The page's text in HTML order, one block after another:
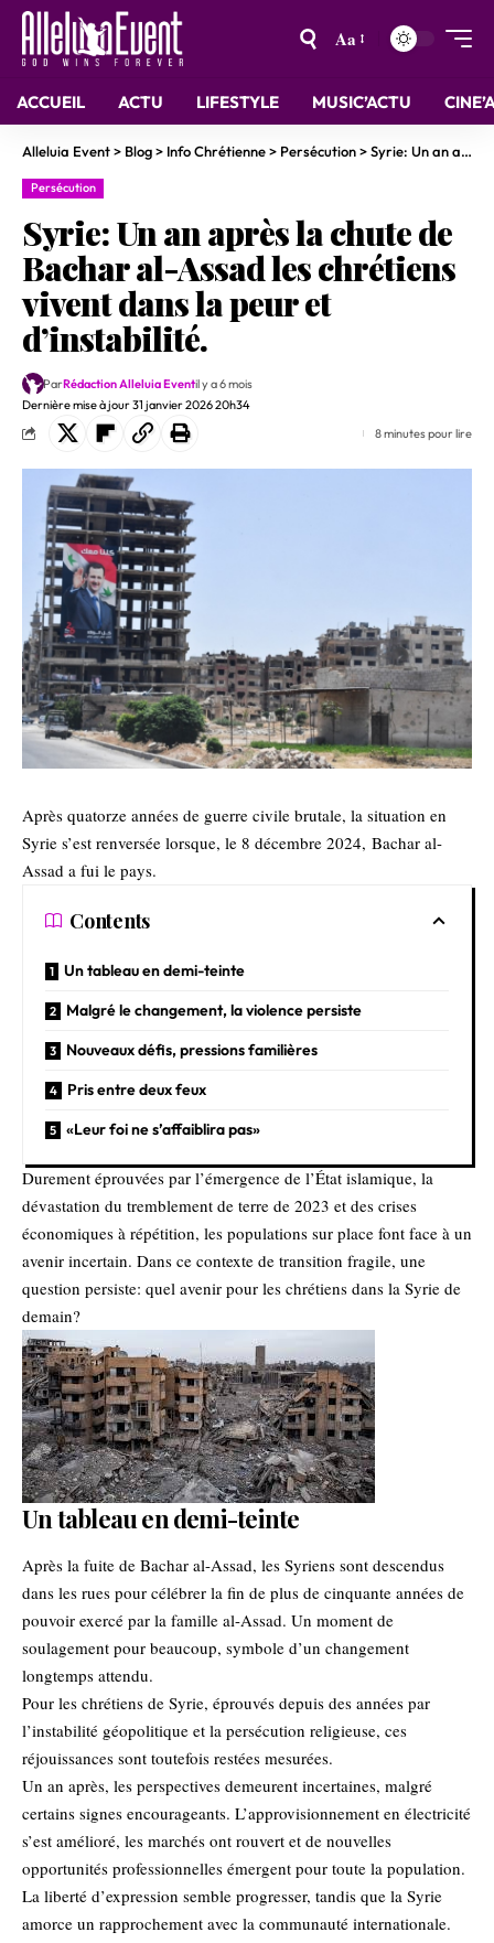
Aa
ACCUEIL ACTU LIFESTYLE MUSIC’ACTU
Alleluia Event> Blog> Info Chrétienne> Persécution>Syrie: Un an après la chute de Bachar al-Assad les chrétiens vivent dans la peur et d’instabilité.
Persécution
Syrie: Un an après la chute de
Bachar al-Assad les chrétiens
vivent dans la peur et
d’instabilité.
Dernière mise à jour 31 janvier 2026 20h34
ParRédaction Alleluia Eventil y a 6 mois
8 minutes pour lire
Après quatorze années de guerre civile brutale, la situation en
Syrie s’est renversée lorsque, le 8 décembre 2024, Bachar al-
Assad a fui le pays.
Contents
Un tableau en demi-teinte
Malgré le changement, la violence persiste
Nouveaux défis, pressions familières
Pris entre deux feux
«Leur foi ne s’affaiblira pas»
Durement éprouvées par l’émergence de l’État islamique, la
dévastation du tremblement de terre de 2023 et des crises
économiques à répétition, les populations sur place font face à un
avenir incertain. Dans ce contexte de transition fragile, une
question persiste: quel avenir pour les chrétiens dans la Syrie de
demain?
Un tableau en demi-teinte
Après la fuite de Bachar al-Assad, les Syriens sont descendus
dans les rues pour célébrer la fin de plus de cinquante années de
pouvoir exercé par la famille al-Assad. Un moment de
soulagement pour beaucoup, symbole d’un changement
longtemps attendu.
Pour les chrétiens de Syrie, éprouvés depuis des années par
l’instabilité géopolitique et la persécution religieuse, ces
réjouissances sont toutefois restées mesurées.
Un an après, les perspectives demeurent incertaines, malgré
certains signes encourageants. L’approvisionnement en électricité
s’est amélioré, les marchés ont rouvert et de nouvelles
opportunités professionnelles émergent pour toute la population.
La liberté d’expression semble progresser, tandis que la Syrie
amorce un rapprochement avec la communauté internationale.